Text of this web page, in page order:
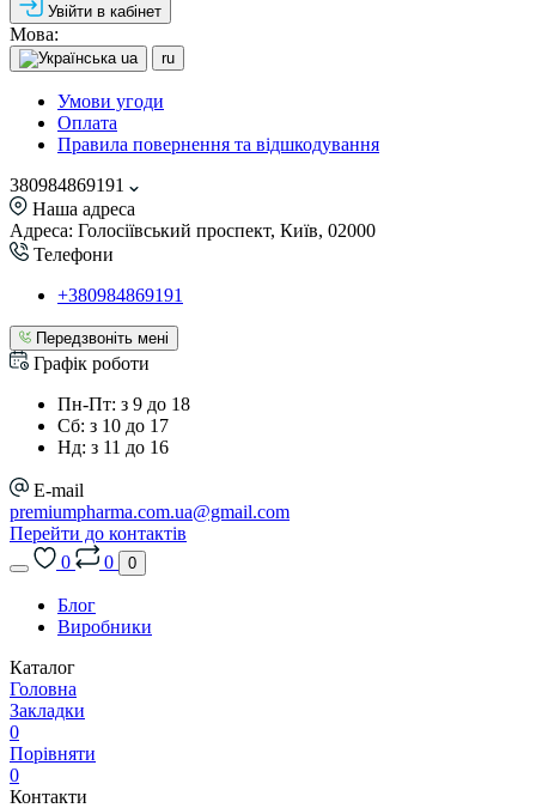
Увійти в кабінет
Мова:
ua ru
Умови угоди
Оплата
Правила повернення та відшкодування
380984869191
Наша адреса
Адреса: Голосіївський проспект, Київ, 02000
Телефони
+380984869191
Передзвоніть мені
Графік роботи
Пн-Пт: з 9 до 18
Сб: з 10 до 17
Нд: з 11 до 16
E-mail
premiumpharma.com.ua@gmail.com
Перейти до контактів
0
0 0
Блог
Виробники
Каталог
Головна
Закладки
0
Порівняти
0
Контакти